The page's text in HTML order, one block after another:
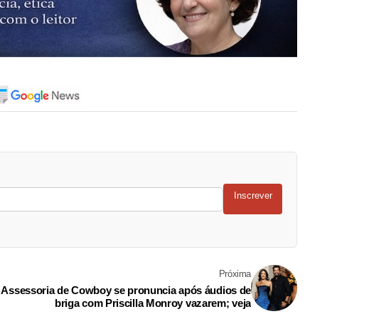
Inscrever
Próxima
Assessoria de Cowboy se pronuncia após áudios de
briga com Priscilla Monroy vazarem; veja